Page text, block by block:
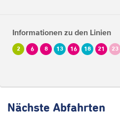
Informationen zu den Linien
2 6 8 13 16 18 21 23
Nächste Abfahrten